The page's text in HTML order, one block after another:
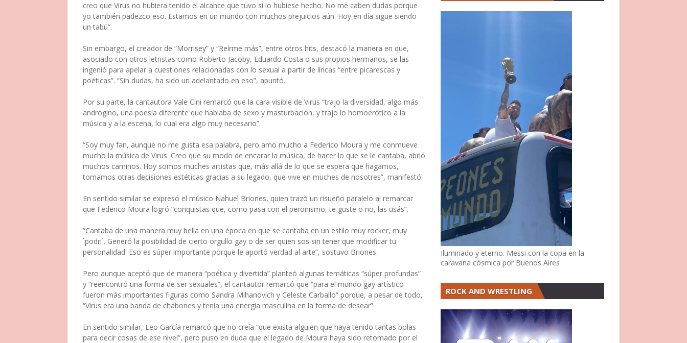
creo que Virus no hubiera tenido el alcance que tuvo si lo hubiese hecho. No me caben dudas porque
yo también padezco eso. Estamos en un mundo con muchos prejuicios aún. Hoy en día sigue siendo
un tabú”.
Sin embargo, el creador de “Morrisey” y “Reírme más”, entre otros hits, destacó la manera en que,
asociado con otros letristas como Roberto Jacoby, Eduardo Costa o sus propios hermanos, se las
ingenió para apelar a cuestiones relacionadas con lo sexual a partir de líricas “entre picarescas y
poéticas”. “Sin dudas, ha sido un adelantado en eso”, apuntó.
Por su parte, la cantautora Vale Cini remarcó que la cara visible de Virus “trajo la diversidad, algo más
andrógino, una poesía diferente que hablaba de sexo y masturbación, y trajo lo homoerótico a la
música y a la escena, lo cual era algo muy necesario”.
“Soy muy fan, aunque no me gusta esa palabra, pero amo mucho a Federico Moura y me conmueve
mucho la música de Virus. Creo que su modo de encarar la música, de hacer lo que se le cantaba, abrió
muchos caminos. Hoy somos muches artistas que, más allá de lo que se espera que hagamos,
tomamos otras decisiones estéticas gracias a su legado, que vive en muches de nosotres”, manifestó.
En sentido similar se expresó el músico Nahuel Briones, quien trazó un risueño paralelo al remarcar
que Federico Moura logró “conquistas que, como pasa con el peronismo, te guste o no, las usás”.
“Cantaba de una manera muy bella en una época en que se cantaba en un estilo muy rocker, muy
`podri´. Generó la posibilidad de cierto orgullo gay o de ser quien sos sin tener que modificar tu
personalidad. Eso es súper importante porque le aportó verdad al arte”, sostuvo Briones.
Pero aunque aceptó que de manera “poética y divertida” planteó algunas temáticas “súper profundas”
y “reencontró una forma de ser sexuales”, el cantautor remarcó que “para el mundo gay artístico
fueron más importantes figuras como Sandra Mihanovich y Celeste Carballo” porque, a pesar de todo,
“Virus era una banda de chabones y tenía una energía masculina en la forma de desear”.
En sentido similar, Leo García remarcó que no creía “que exista alguien que haya tenido tantas bolas
para decir cosas de ese nivel”, pero puso en duda que el legado de Moura haya sido retomado por el
Iluminado y eterno. Messi con la copa en la
caravana cósmica por Buenos Aires
ROCK AND WRESTLING